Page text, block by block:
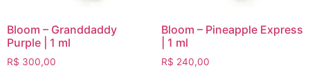
Bloom – Granddaddy
Purple | 1 ml
R$ 300,00
Bloom – Pineapple Express
| 1 ml
R$ 240,00